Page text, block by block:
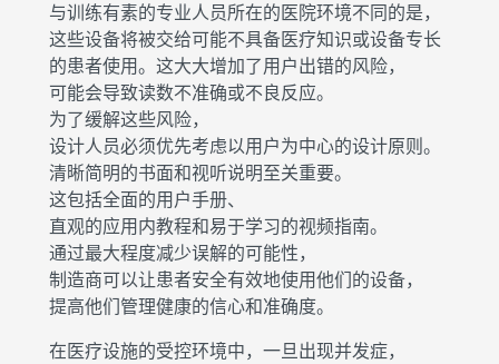
与训练有素的专业人员所在的医院环境不同的是，
这些设备将被交给可能不具备医疗知识或设备专长
的患者使用。这大大增加了用户出错的风险，
可能会导致读数不准确或不良反应。
为了缓解这些风险，
设计人员必须优先考虑以用户为中心的设计原则。
清晰简明的书面和视听说明至关重要。
这包括全面的用户手册、
直观的应用内教程和易于学习的视频指南。
通过最大程度减少误解的可能性，
制造商可以让患者安全有效地使用他们的设备，
提高他们管理健康的信心和准确度。
在医疗设施的受控环境中，一旦出现并发症，